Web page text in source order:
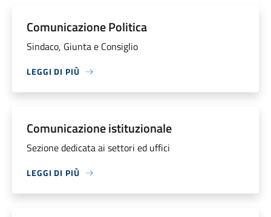
Comunicazione Politica
Sindaco, Giunta e Consiglio
LEGGI DI PIÙ
Comunicazione istituzionale
Sezione dedicata ai settori ed uffici
LEGGI DI PIÙ